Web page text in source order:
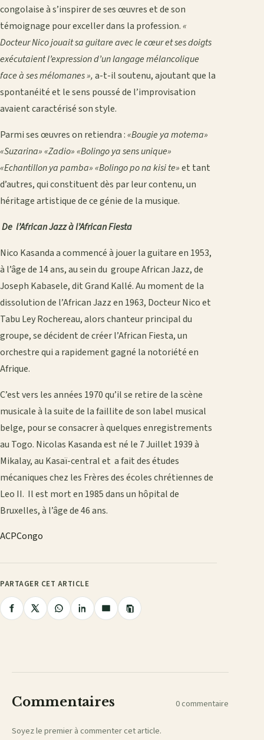
congolaise à s’inspirer de ses œuvres et de son
témoignage pour exceller dans la profession.«
Docteur Nico jouait sa guitare avec le cœur et ses doigts
exécutaient l’expression d’un langage mélancolique
face à ses mélomanes »,a-t-il soutenu, ajoutant que la
spontanéité et le sens poussé de l’improvisation
avaient caractérisé son style.
Parmi ses œuvres on retiendra :«Bougie ya motema»
«Suzarina» «Zadio» «Bolingo ya sens unique»
«Echantillon ya pamba» «Bolingo po na kisi te»et tant
d’autres, qui constituent dès par leur contenu, un
héritage artistique de ce génie de la musique.
De l’African Jazz à l’African Fiesta
Nico Kasanda a commencé à jouer la guitare en 1953,
à l’âge de 14 ans, au sein du groupe African Jazz, de
Joseph Kabasele, dit Grand Kallé. Au moment de la
dissolution de l’African Jazz en 1963, Docteur Nico et
Tabu Ley Rochereau, alors chanteur principal du
groupe, se décident de créer l’African Fiesta, un
orchestre qui a rapidement gagné la notoriété en
Afrique.
C’est vers les années 1970 qu’il se retire de la scène
musicale à la suite de la faillite de son label musical
belge, pour se consacrer à quelques enregistrements
au Togo. Nicolas Kasanda est né le 7 Juillet 1939 à
Mikalay, au Kasaï-central et a fait des études
mécaniques chez les Frères des écoles chrétiennes de
Leo II. Il est mort en 1985 dans un hôpital de
Bruxelles, à l’âge de 46 ans.
ACPCongo
PARTAGER CET ARTICLE
PartagerPartagerPartagerPartagerPartager
Copier
le
Commentaires 0 commentaire
Soyez le premier à commenter cet article.